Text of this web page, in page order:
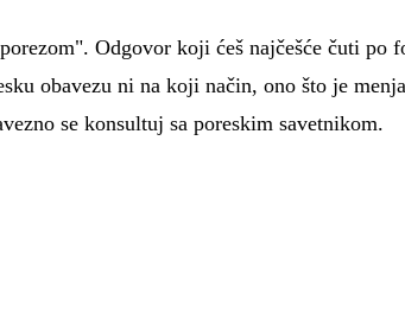
Odgovor koji ćeš najčešće čuti po
obavezu ni na koji način, ono što je
se konsultuj sa poreskim savetnikom.